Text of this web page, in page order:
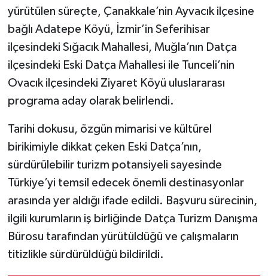
yürütülen süreçte, Çanakkale’nin Ayvacık ilçesine
bağlı Adatepe Köyü, İzmir’in Seferihisar
ilçesindeki Sığacık Mahallesi, Muğla’nın Datça
ilçesindeki Eski Datça Mahallesi ile Tunceli’nin
Ovacık ilçesindeki Ziyaret Köyü uluslararası
programa aday olarak belirlendi.
Tarihi dokusu, özgün mimarisi ve kültürel
birikimiyle dikkat çeken Eski Datça’nın,
sürdürülebilir turizm potansiyeli sayesinde
Türkiye’yi temsil edecek önemli destinasyonlar
arasında yer aldığı ifade edildi. Başvuru sürecinin,
ilgili kurumların iş birliğinde Datça Turizm Danışma
Bürosu tarafından yürütüldüğü ve çalışmaların
titizlikle sürdürüldüğü bildirildi.